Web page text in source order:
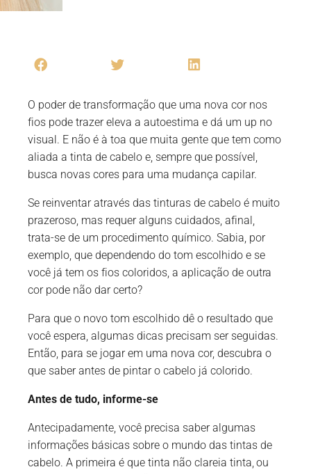
O poder de transformação que uma nova cor nos
fios pode trazer eleva a autoestima e dá um up no
visual. E não é à toa que muita gente que tem como
aliada a tinta de cabelo e, sempre que possível,
busca novas cores para uma mudança capilar.
Se reinventar através das tinturas de cabelo é muito
prazeroso, mas requer alguns cuidados, afinal,
trata-se de um procedimento químico. Sabia, por
exemplo, que dependendo do tom escolhido e se
você já tem os fios coloridos, a aplicação de outra
cor pode não dar certo?
Para que o novo tom escolhido dê o resultado que
você espera, algumas dicas precisam ser seguidas.
Então, para se jogar em uma nova cor, descubra o
que saber antes de pintar o cabelo já colorido.
Antes de tudo, informe-se
Antecipadamente, você precisa saber algumas
informações básicas sobre o mundo das tintas de
cabelo. A primeira é que tinta não clareia tinta, ou